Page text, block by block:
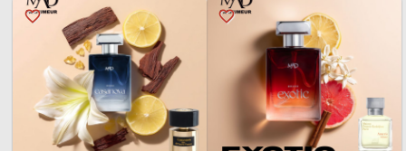
favorite_border
favorite_border